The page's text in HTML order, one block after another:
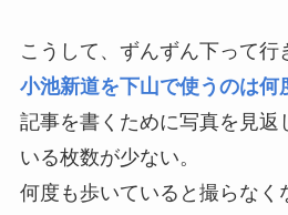
こうして、ずんずん下って行
小池新道を下山で使うのは何
記事を書くために写真を見
いる枚数が少ない。
何度も歩いていると撮らなく